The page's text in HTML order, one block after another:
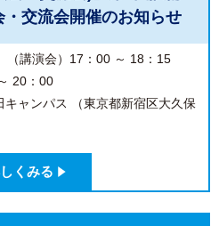
・交流会開催のお知らせ
講演会）17：00 ～ 18：15
20：00
キャンパス （東京都新宿区大久保
くみる